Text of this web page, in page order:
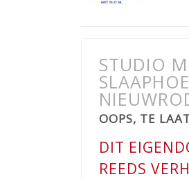
STUDIO
OOPS, TE
DIT
REEDS